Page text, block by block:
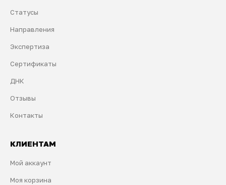
Статусы
Направления
Экспертиза
Сертификаты
ДНК
Отзывы
Контакты
КЛИЕНТАМ
Мой аккаунт
Моя корзина